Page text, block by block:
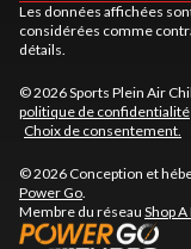
Les données affichées
considérées comme
détails.
© 2026 Sports Plein Air
politique de confidentialité
Choix de consentement.
© 2026 Conception et
Power Go
Membre du réseau Shop A